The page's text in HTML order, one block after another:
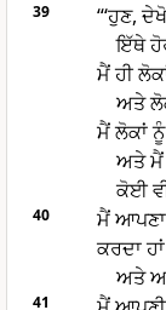
39
“‘ਹੁਣ,
ਇੱਥੇ
ਮੈਂ ਹੀ
ਅਤੇ
ਮੈਂ ਲੋਕਾਂ
ਅਤੇ ਮੈਂ
ਕੋਈ
40
ਮੈਂ
ਕਰਦਾ
ਅਤੇ
41